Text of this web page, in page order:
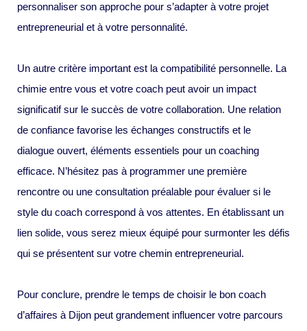
personnaliser son approche pour s’adapter à votre projet
entrepreneurial et à votre personnalité.
Un autre critère important est la compatibilité personnelle. La
chimie entre vous et votre coach peut avoir un impact
significatif sur le succès de votre collaboration. Une relation
de confiance favorise les échanges constructifs et le
dialogue ouvert, éléments essentiels pour un coaching
efficace. N’hésitez pas à programmer une première
rencontre ou une consultation préalable pour évaluer si le
style du coach correspond à vos attentes. En établissant un
lien solide, vous serez mieux équipé pour surmonter les défis
qui se présentent sur votre chemin entrepreneurial.
Pour conclure, prendre le temps de choisir le bon coach
d’affaires à Dijon peut grandement influencer votre parcours